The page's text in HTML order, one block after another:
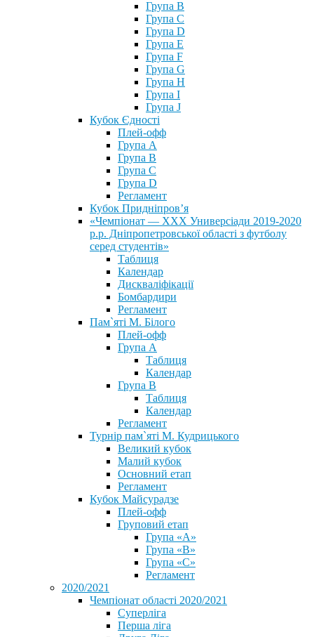
Група B
Група C
Група D
Група E
Група F
Група G
Група H
Група I
Група J
Кубок Єдності
Плей-офф
Група А
Група В
Група С
Група D
Регламент
Кубок Придніпров’я
«Чемпіонат — ХХХ Универсіади 2019-2020
р.р. Дніпропетровської області з футболу
серед студентів»
Таблиця
Календар
Дискваліфікації
Бомбардири
Регламент
Пам`яті М. Білого
Плей-офф
Група А
Таблиця
Календар
Група В
Таблиця
Календар
Регламент
Турнір пам`яті М. Кудрицького
Великий кубок
Малий кубок
Основний етап
Регламент
Кубок Майсурадзе
Плей-офф
Груповий етап
Група «А»
Група «B»
Група «C»
Регламент
2020/2021
Чемпіонат області 2020/2021
Суперліга
Перша ліга